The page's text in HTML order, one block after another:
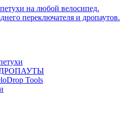
ДРОПАУТЫ
Tools